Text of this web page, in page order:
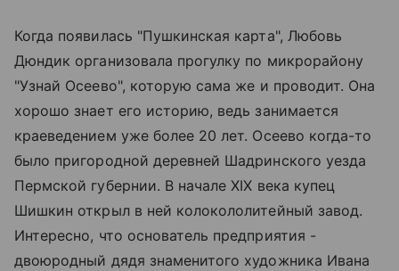
Когда появилась "Пушкинская карта", Любовь
Дюндик организовала прогулку по микрорайону
"Узнай Осеево", которую сама же и проводит. Она
хорошо знает его историю, ведь занимается
краеведением уже более 20 лет. Осеево когда-то
было пригородной деревней Шадринского уезда
Пермской губернии. В начале XIX века купец
Шишкин открыл в ней колокололитейный завод.
Интересно, что основатель предприятия -
двоюродный дядя знаменитого художника Ивана